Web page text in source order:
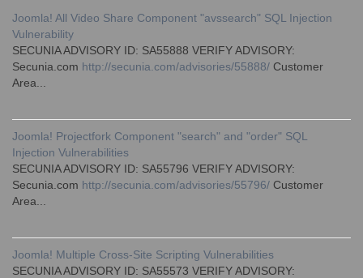
Joomla! All Video Share Component "avssearch" SQL Injection
Vulnerability
SECUNIA ADVISORY ID: SA55888 VERIFY ADVISORY:
Secunia.com http://secunia.com/advisories/55888/ Customer
Area...
Joomla! Projectfork Component "search" and "order" SQL
Injection Vulnerabilities
SECUNIA ADVISORY ID: SA55796 VERIFY ADVISORY:
Secunia.com http://secunia.com/advisories/55796/ Customer
Area...
Joomla! Multiple Cross-Site Scripting Vulnerabilities
SECUNIA ADVISORY ID: SA55573 VERIFY ADVISORY: